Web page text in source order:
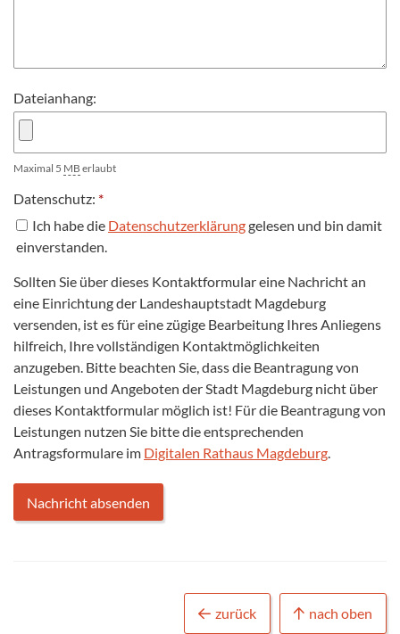
Dateianhang:
Maximal 5 MB erlaubt
Datenschutz: *
Ich habe die Datenschutzerklärunggelesen und bin damit
einverstanden.
Sollten Sie über dieses Kontaktformular eine Nachricht an
eine Einrichtung der Landeshauptstadt Magdeburg
versenden, ist es für eine zügige Bearbeitung Ihres Anliegens
hilfreich, Ihre vollständigen Kontaktmöglichkeiten
anzugeben. Bitte beachten Sie, dass die Beantragung von
Leistungen und Angeboten der Stadt Magdeburg nicht über
dieses Kontaktformular möglich ist! Für die Beantragung von
Leistungen nutzen Sie bitte die entsprechenden
Antragsformulare im Digitalen Rathaus Magdeburg.
zurück nach oben